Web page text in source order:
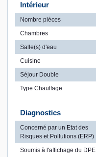
Intérieur
Nombre pièces
Chambres
Salle(s) d'eau
Cuisine
Séjour Double
Type Chauffage
Diagnostics
Concerné par un Etat des
Risques et Pollutions (ERP)
Soumis à l'affichage du DPE